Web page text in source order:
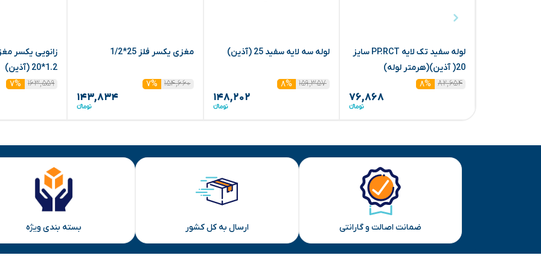
لوله سفید تک لایه PP.RCT سایز
20( آذین)(هرمتر لوله)
۸۲,۶۵۴
۸%
۷۶,۸۶۸
لوله سه لایه سفید 25 (آذین)
۱۵۹,۳۵۷ ۸%
۱۴۸,۲۰۲
مغزی یکسر فلز 25*1/2
۱۵۴,۶۶۰ ۷%
۱۴۳,۸۳۴
زانویی یکسر
1.2*20 (آذین)
۱۶۳,۵۵۹
۷%
ضمانت اصالت و گارانتی ارسال به کل کشور بسته بندی ویژه